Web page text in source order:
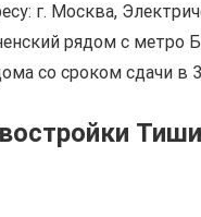
г. Москва,
рядом с метро
со сроком сдачи в